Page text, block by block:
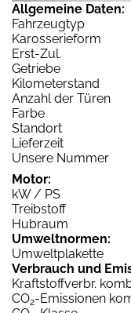
Allgemeine Daten:
Fahrzeugtyp
Karosserieform
Erst-Zul.
Getriebe
Kilometerstand
Anzahl der Türen
Farbe
Standort
Lieferzeit
Unsere Nummer
Motor:
kW / PS
Treibstoff
Hubraum
Umweltnormen:
Umweltplakette
Verbrauch und
Kraftstoffverbr.
CO2-Emissionen